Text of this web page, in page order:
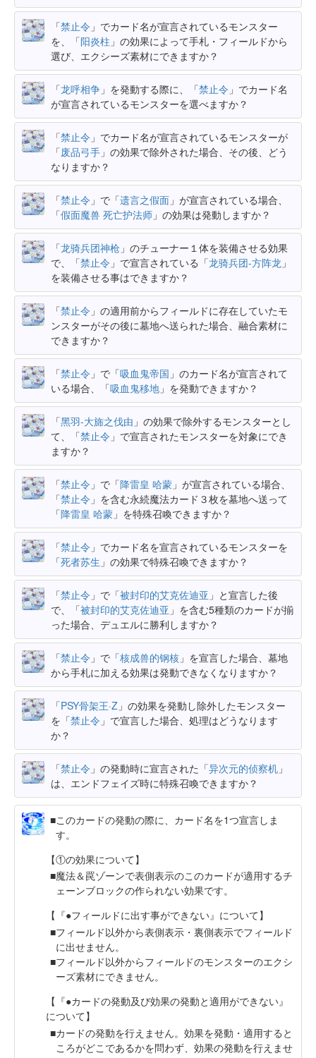
「禁止令 」でカード名が宣言されているモンスター
を、「阳炎柱 」の効果によって手札・フィールドから
選び、エクシーズ素材にできますか？
「龙呼相争 」を発動する際に、「禁止令 」でカード名
が宣言されているモンスターを選べますか？
「禁止令 」でカード名が宣言されているモンスターが
「废品弓手 」の効果で除外された場合、その後、どう
なりますか？
「禁止令 」で「遗言之假面 」が宣言されている場合、
「假面魔兽 死亡护法师 」の効果は発動しますか？
「龙骑兵团神枪 」のチューナー１体を装備させる効果
で、「禁止令 」で宣言されている「龙骑兵团-方阵龙 」
を装備させる事はできますか？
「禁止令 」の適用前からフィールドに存在していたモ
ンスターがその後に墓地へ送られた場合、融合素材に
できますか？
「禁止令 」で「吸血鬼帝国 」のカード名が宣言されて
いる場合、「吸血鬼移地 」を発動できますか？
「黑羽-大旆之伐由 」の効果で除外するモンスターとし
て、「禁止令 」で宣言されたモンスターを対象にでき
ますか？
「禁止令 」で「降雷皇 哈蒙 」が宣言されている場合、
「禁止令 」を含む永続魔法カード３枚を墓地へ送って
「降雷皇 哈蒙 」を特殊召喚できますか？
「禁止令 」でカード名を宣言されているモンスターを
「死者苏生 」の効果で特殊召喚できますか？
「禁止令 」で「被封印的艾克佐迪亚 」と宣言した後
で、「被封印的艾克佐迪亚 」を含む5種類のカードが揃
った場合、デュエルに勝利しますか？
「禁止令 」で「核成兽的钢核 」を宣言した場合、墓地
から手札に加える効果は発動できなくなりますか？
「PSY骨架王·Ζ 」の効果を発動し除外したモンスター
を「禁止令 」で宣言した場合、処理はどうなります
か？
「禁止令 」の発動時に宣言された「异次元的侦察机 」
は、エンドフェイズ時に特殊召喚できますか？
このカードの発動の際に、カード名を1つ宣言しま
す。
【①の効果について】
魔法＆罠ゾーンで表側表示のこのカードが適用するチ
ェーンブロックの作られない効果です。
【『●フィールドに出す事ができない』について】
フィールド以外から表側表示・裏側表示でフィールド
に出せません。
フィールド以外からフィールドのモンスターのエクシ
ーズ素材にできません。
【『●カードの発動及び効果の発動と適用ができない』
について】
カードの発動を行えません。効果を発動・適用すると
ころがどこであるかを問わず、効果の発動を行えませ